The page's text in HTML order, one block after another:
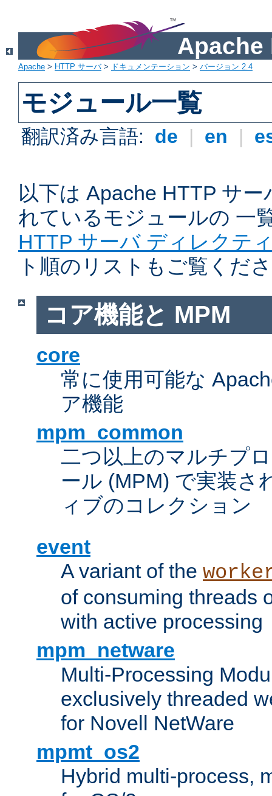
Apache
Apache > HTTP サーバ> ドキュメンテーション > バージョン 2.4
モジュール一覧
翻訳済み言語: de | en |
以下は Apache HTTP サ
れているモジュールの 一
HTTP サーバ ディレクテ
ト順のリストもご覧くだ
コア機能と MPM
core
常に使用可能な
ア機能
mpm_common
二つ以上のマルチプ
ール (MPM) で実装さ
ィブのコレクション
event
A variant of the
of consuming threads
with active processing
mpm_netware
Multi-Processing
exclusively threaded
for Novell NetWare
mpmt_os2
Hybrid multi-process,